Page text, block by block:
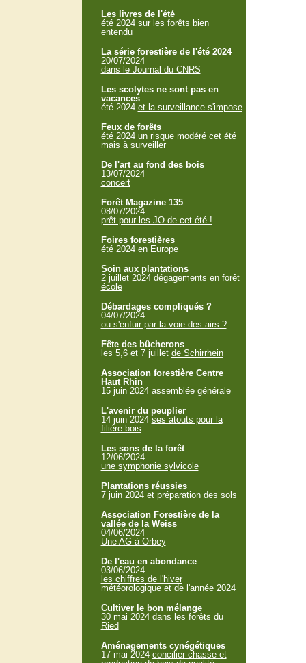
Les livres de l'été
été 2024 sur les forêts bien
entendu
La série forestière de l'été 2024
20/07/2024
dans le Journal du CNRS
Les scolytes ne sont pas en
vacances
été 2024 et la surveillance s'impose
Feux de forêts
été 2024 un risque modéré cet été
mais à surveiller
De l'art au fond des bois
13/07/2024
concert
Forêt Magazine 135
08/07/2024
prêt pour les JO de cet été !
Foires forestières
été 2024 en Europe
Soin aux plantations
2 juillet 2024 dégagements en forêt
école
Débardages compliqués ?
04/07/2024
ou s'enfuir par la voie des airs ?
Fête des bûcherons
les 5,6 et 7 juillet de Schirrhein
Association forestière Centre
Haut Rhin
15 juin 2024 assemblée générale
L'avenir du peuplier
14 juin 2024 ses atouts pour la
filière bois
Les sons de la forêt
12/06/2024
une symphonie sylvicole
Plantations réussies
7 juin 2024 et préparation des sols
Association Forestière de la
vallée de la Weiss
04/06/2024
Une AG à Orbey
De l'eau en abondance
03/06/2024
les chiffres de l'hiver
météorologique et de l'année 2024
Cultiver le bon mélange
30 mai 2024 dans les forêts du
Ried
Aménagements cynégétiques
17 mai 2024 concilier chasse et